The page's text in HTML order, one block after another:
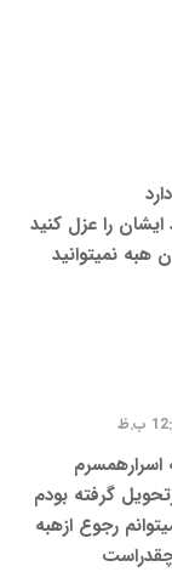
ایشان را عزل کنید
هبه نمیتوانید
به اسرارهمسرم
گرفته بودم
رجوع ازهبه